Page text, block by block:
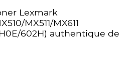
Lexmark
MX511/MX611
602H) authentique de